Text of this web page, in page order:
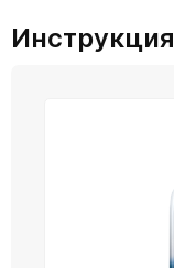
Инструкция